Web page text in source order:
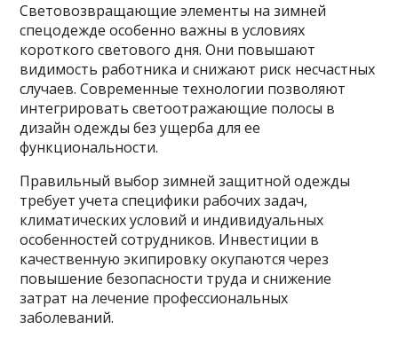
Световозвращающие элементы на зимней
спецодежде особенно важны в условиях
короткого светового дня. Они повышают
видимость работника и снижают риск несчастных
случаев. Современные технологии позволяют
интегрировать светоотражающие полосы в
дизайн одежды без ущерба для ее
функциональности.
Правильный выбор зимней защитной одежды
требует учета специфики рабочих задач,
климатических условий и индивидуальных
особенностей сотрудников. Инвестиции в
качественную экипировку окупаются через
повышение безопасности труда и снижение
затрат на лечение профессиональных
заболеваний.